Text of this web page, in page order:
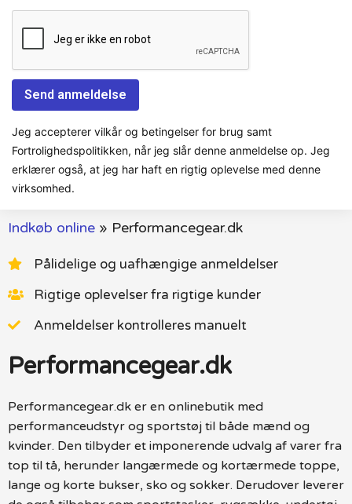
Jeg accepterer vilkår og betingelser for brug samt
Fortrolighedspolitikken, når jeg slår denne anmeldelse op. Jeg
erklærer også, at jeg har haft en rigtig oplevelse med denne
virksomhed.
Indkøb online » Performancegear.dk
Pålidelige og uafhængige anmeldelser
Rigtige oplevelser fra rigtige kunder
Anmeldelser kontrolleres manuelt
Performancegear.dk
Performancegear.dk er en onlinebutik med
performanceudstyr og sportstøj til både mænd og
kvinder. Den tilbyder et imponerende udvalg af varer fra
top til tå, herunder langærmede og kortærmede toppe,
lange og korte bukser, sko og sokker. Derudover leverer